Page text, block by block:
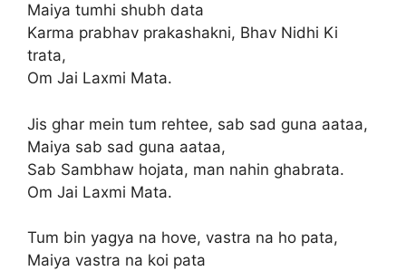
Maiya tumhi shubh data
Karma prabhav prakashakni, Bhav Nidhi Ki
trata,
Om Jai Laxmi Mata.
Jis ghar mein tum rehtee, sab sad guna aataa,
Maiya sab sad guna aataa,
Sab Sambhaw hojata, man nahin ghabrata.
Om Jai Laxmi Mata.
Tum bin yagya na hove, vastra na ho pata,
Maiya vastra na koi pata